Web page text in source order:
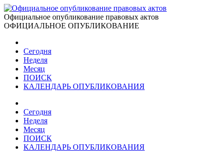
Официальное опубликование правовых актов
ОФИЦИАЛЬНОЕ ОПУБЛИКОВАНИЕ
Сегодня
Неделя
Месяц
ПОИСК
КАЛЕНДАРЬ ОПУБЛИКОВАНИЯ
Сегодня
Неделя
Месяц
ПОИСК
КАЛЕНДАРЬ ОПУБЛИКОВАНИЯ